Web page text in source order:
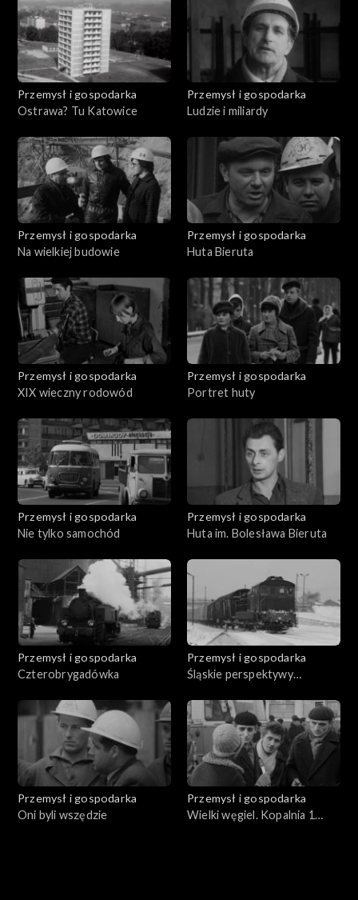
Przemysł i gospodarka
Ostrawa? Tu Katowice
Przemysł i gospodarka
Ludzie i miliardy
Przemysł i gospodarka
Na wielkiej budowie
Przemysł i gospodarka
Huta Bieruta
Przemysł i gospodarka
XIX wieczny rodowód
Przemysł i gospodarka
Portret huty
Przemysł i gospodarka
Nie tylko samochód
Przemysł i gospodarka
Huta im. Bolesława Bieruta
Przemysł i gospodarka
Czterobrygadówka
Przemysł i gospodarka
Śląskie perspektywy
Przemysł i gospodarka
Oni byli wszędzie
Przemysł i gospodarka
Wielki węgiel. Kopalnia 1